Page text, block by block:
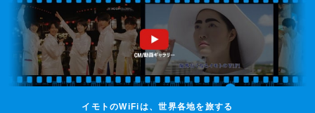
イモトのWiFiは、世界各地を旅する